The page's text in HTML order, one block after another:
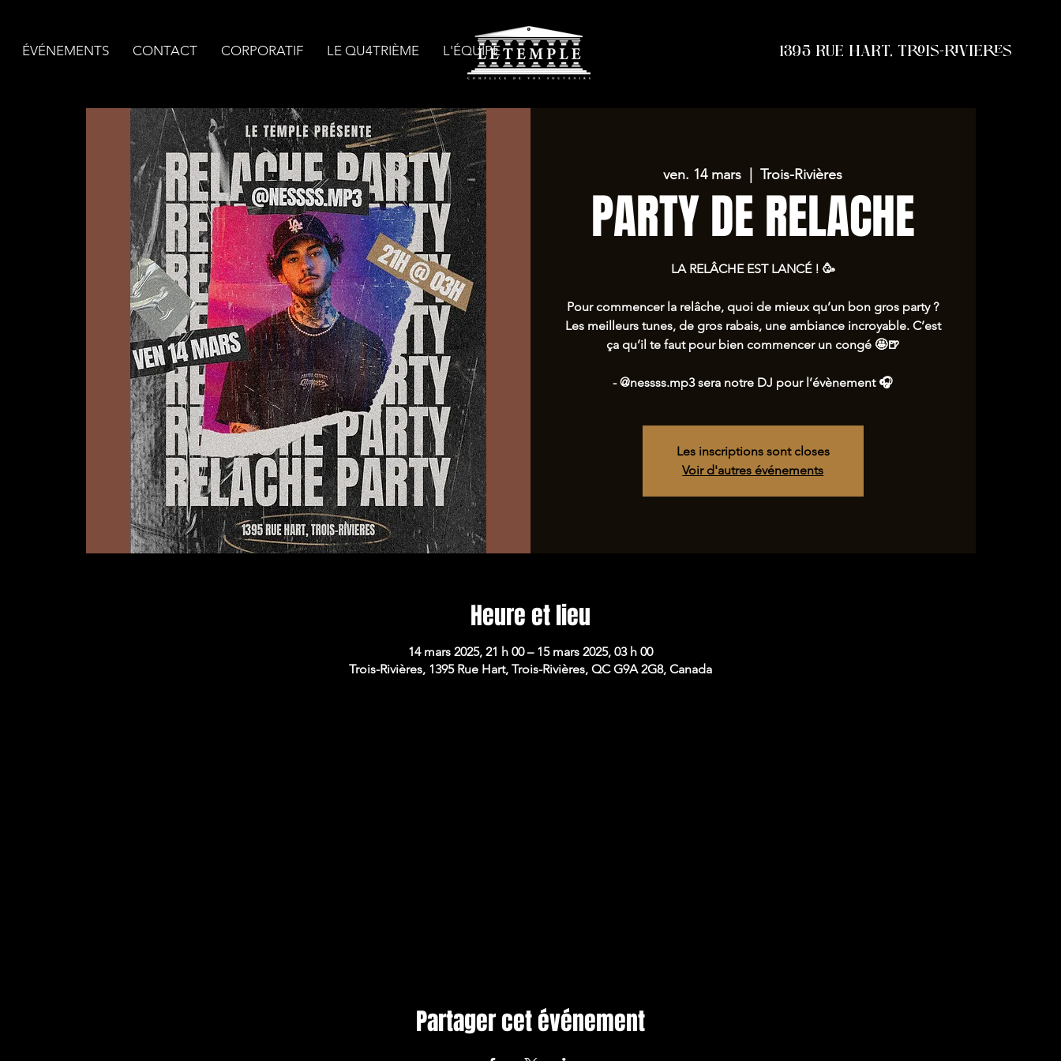
ÉVÉNEMENTS CONTACT CORPORATIF LE QU4TRIÈME L'ÉQUIPE 1395 RUE HART, TROIS-RIVIERES
ven. 14 mars
  |
Trois-Rivières
PARTY DE RELACHE
LA RELÂCHE EST LANCÉ ! 🥳
Pour commencer la relâche, quoi de mieux qu’un bon gros party ?
Les meilleurs tunes, de gros rabais, une ambiance incroyable. C’est
ça qu’il te faut pour bien commencer un congé 🤩🍺
- @nessss.mp3 sera notre DJ pour l’évènement 🎧
Les inscriptions sont closes
Voir d'autres événements
Heure et lieu
14 mars 2025, 21 h 00 – 15 mars 2025, 03 h 00
Trois-Rivières, 1395 Rue Hart, Trois-Rivières, QC G9A 2G8, Canada
Partager cet événement